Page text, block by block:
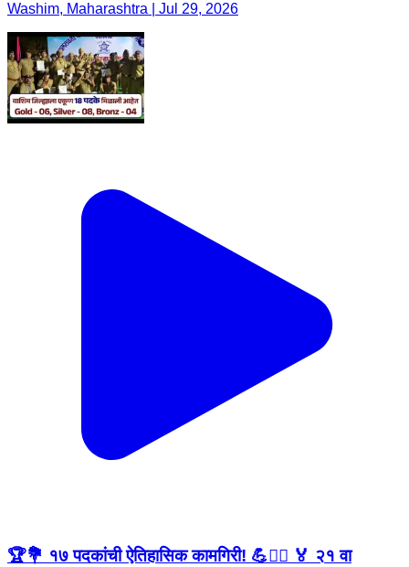
Washim, Maharashtra | Jul 29, 2026
🏆💐 १७ पदकांची ऐतिहासिक कामगिरी! 💪👮‍♂️ 🏅 २१ वा